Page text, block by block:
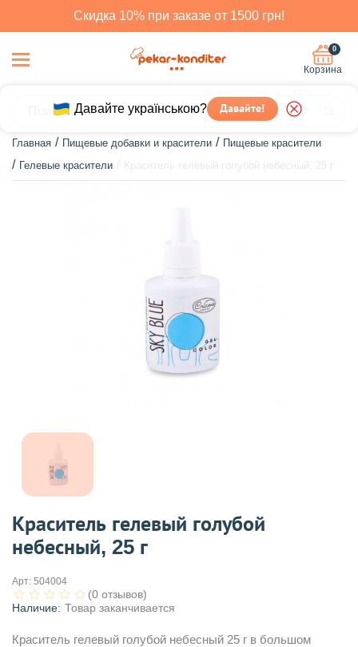
Скидка 10% при заказе от 1500 грн!
Давайте українською? Давайте!
0
Корзина
Главная Пищевые добавки и красители
Пищевые красители
Гелевые красители
Краситель гелевый голубой
небесный, 25 г
Арт: 504004
(0 отзывов)
Наличие: Товар заканчивается
Краситель гелевый голубой небесный 25 г в большом